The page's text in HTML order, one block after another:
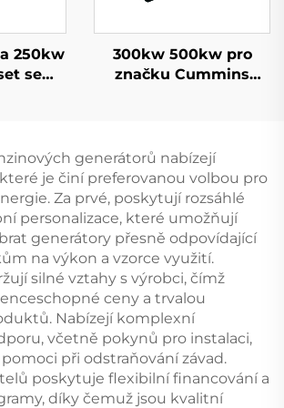
250kw
se
300kw 500kw pro
značku Cummins
generátorů nabízejí
je činí preferovanou volbou pro
Za prvé, poskytují rozsáhlé
personalizace, které umožňují
generátory přesně odpovídající
na výkon a vzorce využití.
silné vztahy s výrobci, čímž
ceny a trvalou
Nabízejí komplexní
včetně pokynů pro instalaci,
při odstraňování závad.
poskytuje flexibilní financování a
díky čemuž jsou kvalitní